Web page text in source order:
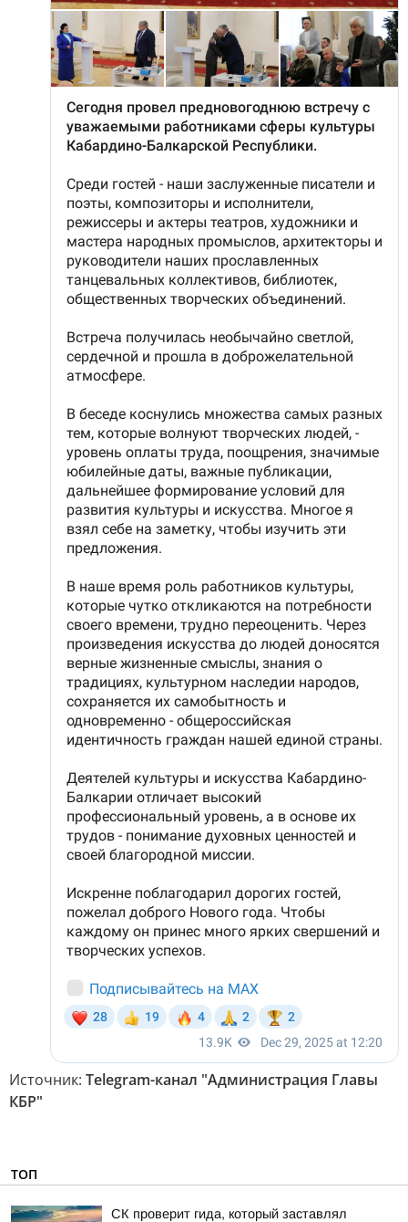
Источник: Telegram-канал "Администрация Главы
КБР"
ТОП
СК проверит гида, который заставлял